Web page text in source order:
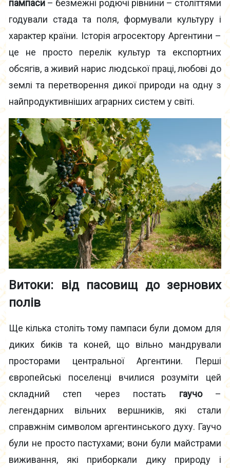
пампаси – безмежні родючі рівнини – століттями
годували стада та поля, формували культуру і
характер країни. Історія агросектору Аргентини –
це не просто перелік культур та експортних
обсягів, а живий нарис людської праці, любові до
землі та перетворення дикої природи на одну з
найпродуктивніших аграрних систем у світі.
Витоки: від пасовищ до зернових
полів
Ще кілька століть тому пампаси були домом для
диких биків та коней, що вільно мандрували
просторами центральної Аргентини. Перші
європейські поселенці вчилися розуміти цей
складний степ через постать гаучо–
легендарних вільних вершників, які стали
справжнім символом аргентинського духу. Гаучо
були не просто пастухами; вони були майстрами
виживання, які приборкали дику природу і